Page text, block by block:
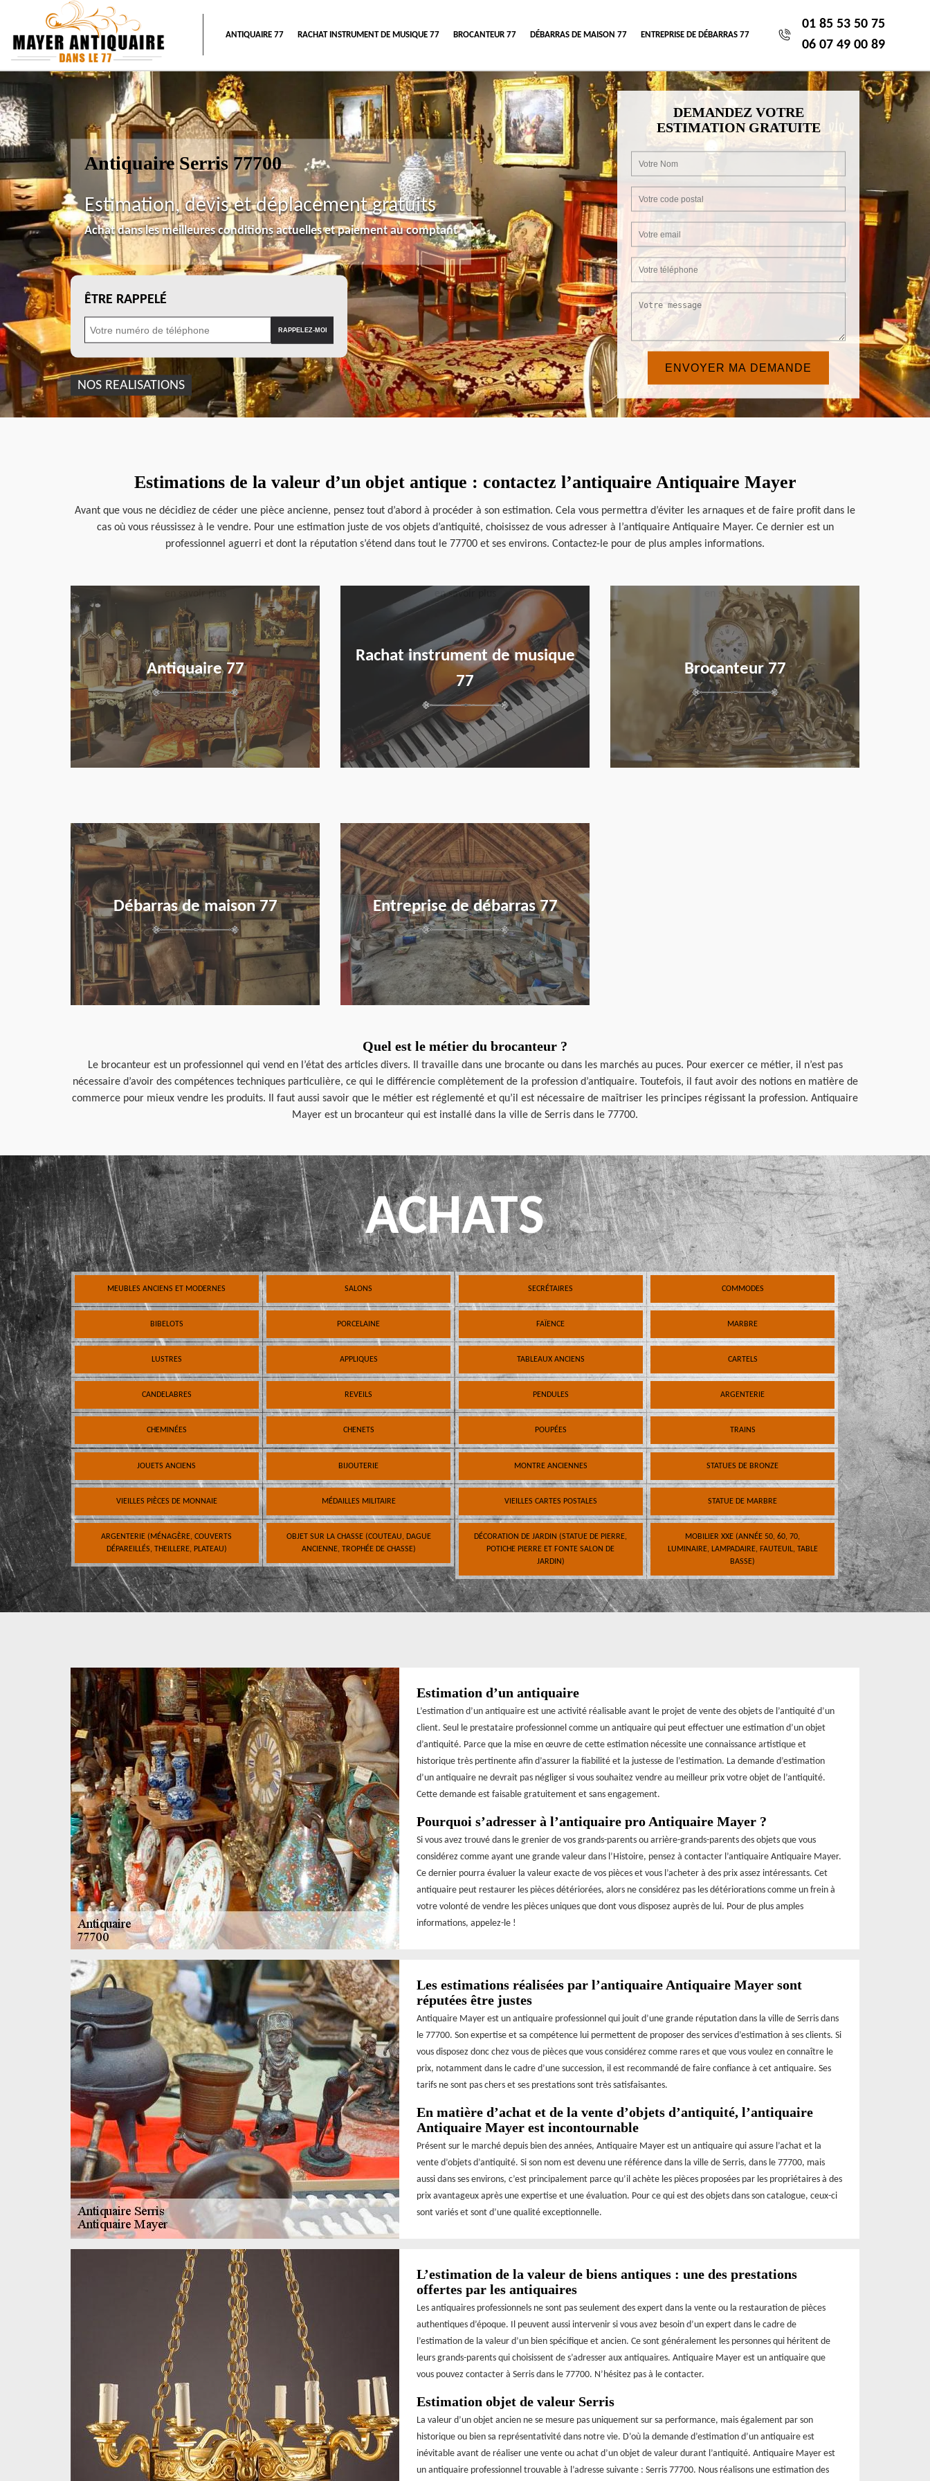
ANTIQUAIRE 77 RACHAT INSTRUMENT DE MUSIQUE 77 BROCANTEUR 77 DÉBARRAS DE MAISON 77 ENTREPRISE DE DÉBARRAS 77
01 85 53 50 75
06 07 49 00 89
Antiquaire Serris 77700
Estimation, devis et déplacement gratuits
Achat dans les meilleures conditions actuelles et paiement au comptant
ÊTRE RAPPELÉ
NOS REALISATIONS
DEMANDEZ VOTRE
ESTIMATION GRATUITE
Estimations de la valeur d’un objet antique : contactez l’antiquaire Antiquaire Mayer
Avant que vous ne décidiez de céder une pièce ancienne, pensez tout d’abord à procéder à son estimation. Cela vous permettra d’éviter les arnaques et de faire profit dans le
cas où vous réussissez à le vendre. Pour une estimation juste de vos objets d’antiquité, choisissez de vous adresser à l’antiquaire Antiquaire Mayer. Ce dernier est un
professionnel aguerri et dont la réputation s’étend dans tout le 77700 et ses environs. Contactez-le pour de plus amples informations.
Antiquaire 77
Rachat instrument de musique
77
en savoir plus
Brocanteur 77
en savoir plus
Débarras de maison 77
en savoir plus
Entreprise de débarras 77
en savoir plus
Quel est le métier du brocanteur ?
Le brocanteur est un professionnel qui vend en l’état des articles divers. Il travaille dans une brocante ou dans les marchés au puces. Pour exercer ce métier, il n’est pas
nécessaire d’avoir des compétences techniques particulière, ce qui le différencie complètement de la profession d’antiquaire. Toutefois, il faut avoir des notions en matière de
commerce pour mieux vendre les produits. Il faut aussi savoir que le métier est réglementé et qu’il est nécessaire de maîtriser les principes régissant la profession. Antiquaire
Mayer est un brocanteur qui est installé dans la ville de Serris dans le 77700.
ACHATS
MEUBLES ANCIENS ET MODERNES SALONS SECRÉTAIRES COMMODES
BIBELOTS PORCELAINE FAÏENCE MARBRE
LUSTRES APPLIQUES TABLEAUX ANCIENS CARTELS
CANDELABRES REVEILS PENDULES ARGENTERIE
CHEMINÉES CHENETS POUPÉES TRAINS
JOUETS ANCIENS BIJOUTERIE MONTRE ANCIENNES STATUES DE BRONZE
VIEILLES PIÈCES DE MONNAIE MÉDAILLES MILITAIRE VIEILLES CARTES POSTALES STATUE DE MARBRE
ARGENTERIE (MÉNAGÈRE, COUVERTS
DÉPAREILLÉS, THEILLERE, PLATEAU)
OBJET SUR LA CHASSE (COUTEAU, DAGUE
ANCIENNE, TROPHÉE DE CHASSE)
DÉCORATION DE JARDIN (STATUE DE PIERRE,
POTICHE PIERRE ET FONTE SALON DE
JARDIN)
MOBILIER XXE (ANNÉE 50, 60, 70,
LUMINAIRE, LAMPADAIRE, FAUTEUIL, TABLE
BASSE)
Estimation d’un antiquaire
L’estimation d’un antiquaire est une activité réalisable avant le projet de vente des objets de l’antiquité d’un
client. Seul le prestataire professionnel comme un antiquaire qui peut effectuer une estimation d’un objet
d’antiquité. Parce que la mise en œuvre de cette estimation nécessite une connaissance artistique et
historique très pertinente afin d’assurer la fiabilité et la justesse de l’estimation. La demande d’estimation
d’un antiquaire ne devrait pas négliger si vous souhaitez vendre au meilleur prix votre objet de l’antiquité.
Cette demande est faisable gratuitement et sans engagement.
Pourquoi s’adresser à l’antiquaire pro Antiquaire Mayer ?
Si vous avez trouvé dans le grenier de vos grands-parents ou arrière-grands-parents des objets que vous
considérez comme ayant une grande valeur dans l’Histoire, pensez à contacter l’antiquaire Antiquaire Mayer.
Ce dernier pourra évaluer la valeur exacte de vos pièces et vous l’acheter à des prix assez intéressants. Cet
antiquaire peut restaurer les pièces détériorées, alors ne considérez pas les détériorations comme un frein à
votre volonté de vendre les pièces uniques que dont vous disposez auprès de lui. Pour de plus amples
informations, appelez-le !
Les estimations réalisées par l’antiquaire Antiquaire Mayer sont
réputées être justes
Antiquaire Mayer est un antiquaire professionnel qui jouit d’une grande réputation dans la ville de Serris dans
le 77700. Son expertise et sa compétence lui permettent de proposer des services d’estimation à ses clients. Si
vous disposez donc chez vous de pièces que vous considérez comme rares et que vous voulez en connaître le
prix, notamment dans le cadre d’une succession, il est recommandé de faire confiance à cet antiquaire. Ses
tarifs ne sont pas chers et ses prestations sont très satisfaisantes.
En matière d’achat et de la vente d’objets d’antiquité, l’antiquaire
Antiquaire Mayer est incontournable
Présent sur le marché depuis bien des années, Antiquaire Mayer est un antiquaire qui assure l’achat et la
vente d’objets d’antiquité. Si son nom est devenu une référence dans la ville de Serris, dans le 77700, mais
aussi dans ses environs, c’est principalement parce qu’il achète les pièces proposées par les propriétaires à des
prix avantageux après une expertise et une évaluation. Pour ce qui est des objets dans son catalogue, ceux-ci
sont variés et sont d’une qualité exceptionnelle.
L’estimation de la valeur de biens antiques : une des prestations
offertes par les antiquaires
Les antiquaires professionnels ne sont pas seulement des expert dans la vente ou la restauration de pièces
authentiques d’époque. Il peuvent aussi intervenir si vous avez besoin d’un expert dans le cadre de
l’estimation de la valeur d’un bien spécifique et ancien. Ce sont généralement les personnes qui héritent de
leurs grands-parents qui choisissent de s’adresser aux antiquaires. Antiquaire Mayer est un antiquaire que
vous pouvez contacter à Serris dans le 77700. N’hésitez pas à le contacter.
Estimation objet de valeur Serris
La valeur d’un objet ancien ne se mesure pas uniquement sur sa performance, mais également par son
historique ou bien sa représentativité dans notre vie. D’où la demande d’estimation d’un antiquaire est
inévitable avant de réaliser une vente ou achat d’un objet de valeur durant l’antiquité. Antiquaire Mayer est
un antiquaire professionnel trouvable à l’adresse suivante : Serris 77700. Nous réalisons une estimation des